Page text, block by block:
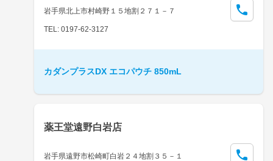
岩手県北上市村崎野１５地割２７１－７
TEL: 0197-62-3127
カダンプラスDX エコパウチ 850mL
薬王堂遠野白岩店
岩手県遠野市松崎町白岩２４地割３５－１